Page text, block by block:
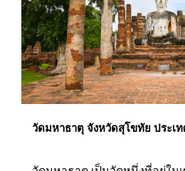
วัดมหาธาตุ จังหวัดสุโขทัย ประเ